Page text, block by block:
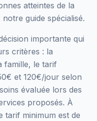
atteintes de la
guide spécialisé.
importante qui
critères : la
famille, le tarif
et 120€/jour selon
évaluée lors des
proposés. À
tarif minimum est de